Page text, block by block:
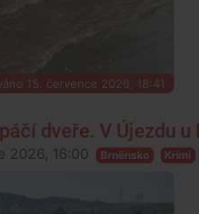
15. července 2026, 18:41
dveře. V Újezdu
2026, 16:00 Brněnsko Krimi